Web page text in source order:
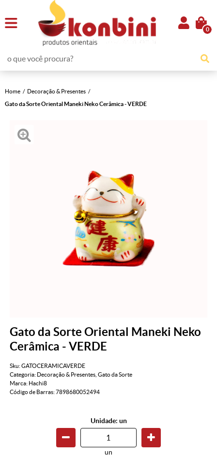
0
Home
Decoração & Presentes
Gato da Sorte Oriental Maneki Neko Cerâmica - VERDE
Gato da Sorte Oriental Maneki Neko
Cerâmica - VERDE
Sku:GATOCERAMICAVERDE
Categoria: Decoração & Presentes Gato da Sorte
Marca: Hachi8
Código de Barras:7898680052494
Unidade: un
un